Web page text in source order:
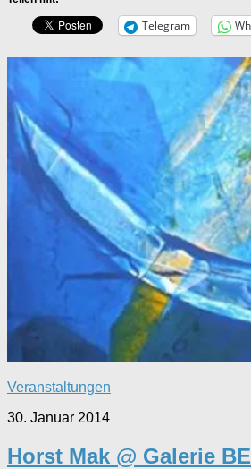
Telegram
Veranstaltungen
30. Januar 2014
Horst Mak @ Galerie